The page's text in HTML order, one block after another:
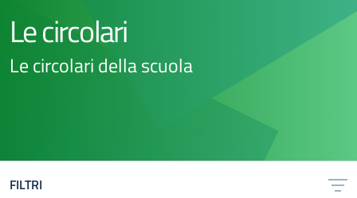
Le circolari
Le circolari della scuola
FILTRI